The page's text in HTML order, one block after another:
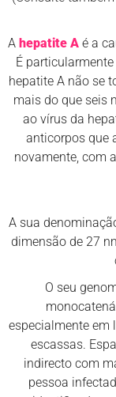
A hepatite A é a
É
hepatite A não se
mais do que seis
ao vírus da
anticorpos que
novamente, com
A sua
dimensão de 27
O seu
especialmente em
escassas.
indirecto com
pessoa